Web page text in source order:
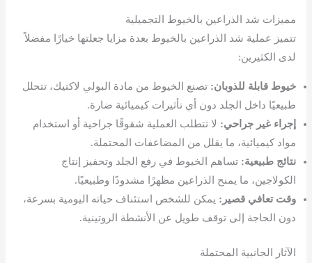
مميزات شد الذراعين بالخيوط التجميلية
تتميز عملية شد الذراعين بالخيوط بعدة مزايا جعلتها خيارًا مفضلاً
لدى الكثيرين:
خيوط قابلة للذوبان: تصنع الخيوط من مادة البولي لاكتيك، تتحلل
طبيعيًا داخل الجلد دون أي تأثيرات كيميائية ضارة.
إجراء غير جراحي: لا تتطلب العملية شقوقًا جراحية أو استخدام
مواد كيميائية، ما يقلل من المضاعفات المحتملة.
نتائج طبيعية: تساهم الخيوط في رفع الجلد وتحفيز إنتاج
الكولاجين، ما يمنح الذراعين مظهرًا مشدودًا وطبيعيًا.
وقت تعافي قصير: يمكن للشخص استئناف حياته اليومية بسرعة،
دون الحاجة إلى توقف طويل عن الأنشطة الروتينية.
الآثار الجانبية المحتملة